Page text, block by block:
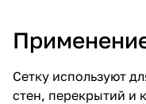
Сетку используют
стен, перекрытий и